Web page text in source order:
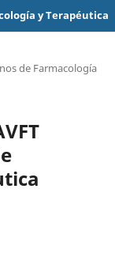
y Terapéutica
de Farmacología